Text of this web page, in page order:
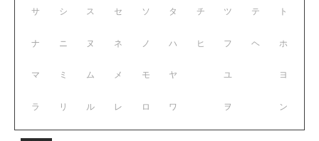
サ シ ス セ ソ
ナ ニ ヌ ネ ノ
マ ミ ム メ モ
ラ リ ル レ ロ
タ チ ツ テ ト
ハ ヒ フ ヘ ホ
ヤ ユ ヨ
ワ ヲ ン